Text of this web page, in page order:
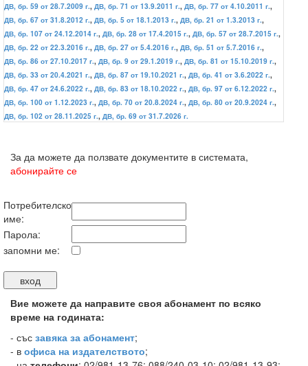
ДВ, бр. 59 от 28.7.2009 г., ДВ, бр. 71 от 13.9.2011 г., ДВ, бр. 77 от 4.10.2011 г.,
ДВ, бр. 67 от 31.8.2012 г., ДВ, бр. 5 от 18.1.2013 г., ДВ, бр. 21 от 1.3.2013 г.,
ДВ, бр. 107 от 24.12.2014 г., ДВ, бр. 28 от 17.4.2015 г., ДВ, бр. 57 от 28.7.2015 г.,
ДВ, бр. 22 от 22.3.2016 г., ДВ, бр. 27 от 5.4.2016 г., ДВ, бр. 51 от 5.7.2016 г.,
ДВ, бр. 86 от 27.10.2017 г., ДВ, бр. 9 от 29.1.2019 г., ДВ, бр. 81 от 15.10.2019 г.,
ДВ, бр. 33 от 20.4.2021 г., ДВ, бр. 87 от 19.10.2021 г., ДВ, бр. 41 от 3.6.2022 г.,
ДВ, бр. 47 от 24.6.2022 г., ДВ, бр. 83 от 18.10.2022 г., ДВ, бр. 97 от 6.12.2022 г.,
ДВ, бр. 100 от 1.12.2023 г., ДВ, бр. 70 от 20.8.2024 г., ДВ, бр. 80 от 20.9.2024 г.,
ДВ, бр. 102 от 28.11.2025 г., ДВ, бр. 69 от 31.7.2026 г.
За да можете да ползвате документите в системата,
абонирайте се
Потребителско
име:
Парола:
запомни ме:
Вие можете да направите своя абонамент по всяко
време на годината:
- със завяка за абонамент;
- в офиса на издателството;